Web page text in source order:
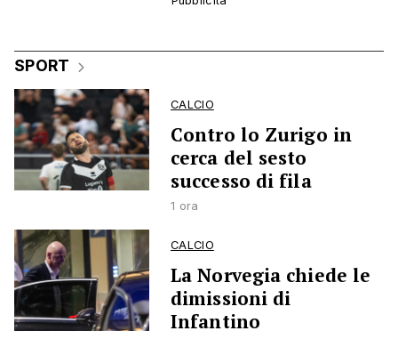
SPORT
CALCIO
Contro lo Zurigo in
cerca del sesto
successo di fila
1 ora
CALCIO
La Norvegia chiede le
dimissioni di
Infantino